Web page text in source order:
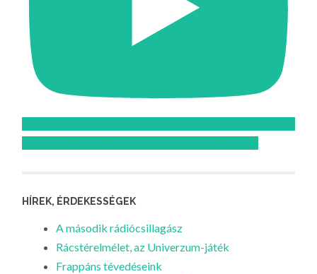
HÍREK, ÉRDEKESSÉGEK
A második rádiócsillagász
Rácstérelmélet, az Univerzum-játék
Frappáns tévedéseink